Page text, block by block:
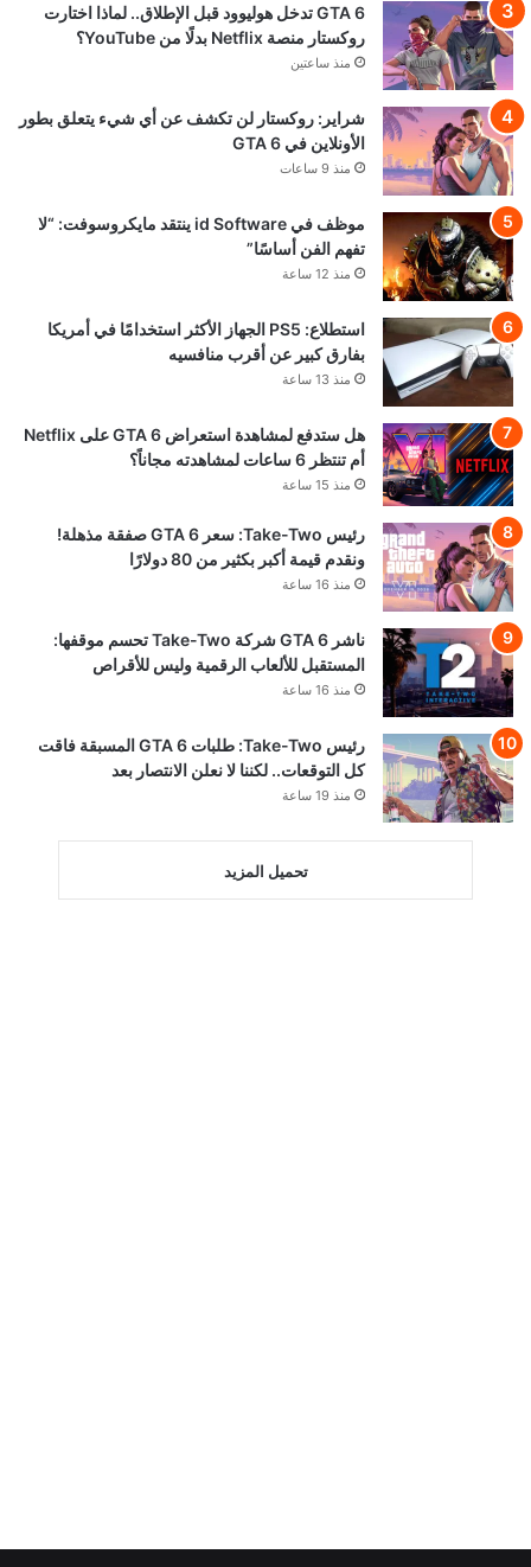
GTA 6 تدخل هوليوود قبل الإطلاق.. لماذا اختارت
روكستار منصة Netflix بدلًا من YouTube؟
منذ ساعتين
شراير: روكستار لن تكشف عن أي شيء يتعلق بطور
الأونلاين في GTA 6
منذ 9 ساعات
موظف في id Software ينتقد مايكروسوفت: “لا
تفهم الفن أساسًا”
منذ 12 ساعة
استطلاع: PS5 الجهاز الأكثر استخدامًا في أمريكا
بفارق كبير عن أقرب منافسيه
منذ 13 ساعة
هل ستدفع لمشاهدة استعراض GTA 6 على Netflix
أم تنتظر 6 ساعات لمشاهدته مجاناً؟
منذ 15 ساعة
رئيس Take-Two: سعر GTA 6 صفقة مذهلة!
ونقدم قيمة أكبر بكثير من 80 دولارًا
منذ 16 ساعة
ناشر GTA 6 شركة Take-Two تحسم موقفها:
المستقبل للألعاب الرقمية وليس للأقراص
منذ 16 ساعة
رئيس Take-Two: طلبات GTA 6 المسبقة فاقت
كل التوقعات.. لكننا لا نعلن الانتصار بعد
منذ 19 ساعة
تحميل المزيد